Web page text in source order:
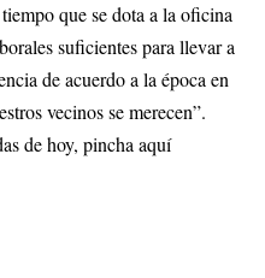
que se dota a la oficina
suficientes para llevar a
de acuerdo a la época en
vecinos se merecen”.
de hoy, pincha aquí